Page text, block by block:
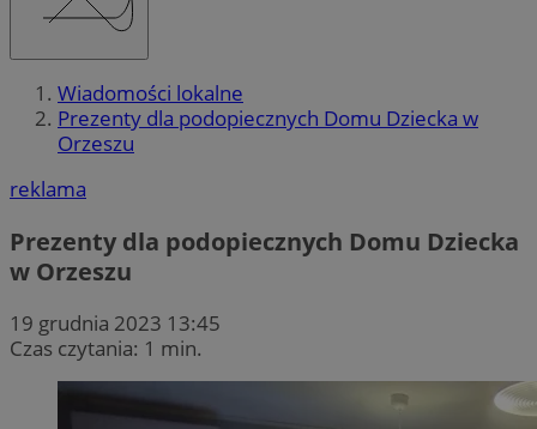
Wiadomości lokalne
Prezenty dla podopiecznych Domu Dziecka w
Orzeszu
reklama
Prezenty dla podopiecznych Domu Dziecka
w Orzeszu
19 grudnia 2023 13:45
Czas czytania: 1 min.